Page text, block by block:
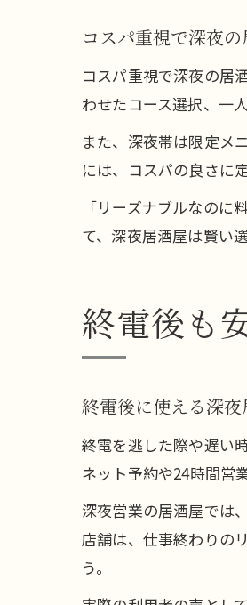
コスパ重視で深夜
コスパ重視で深夜の居
わせたコース選択、一
また、深夜帯は限定メ
には、コスパの良さに
「リーズナブルなの
て、深夜居酒屋は賢い
終電後も
終電後に使える深
終電を逃した際や遅い
ネット予約や24時間営
深夜営業の居酒屋では
店舗は、仕事終わりの
う。